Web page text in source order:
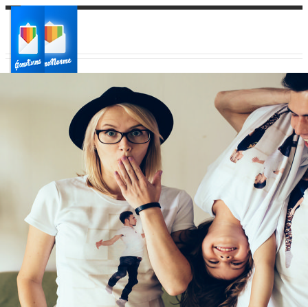
Ваш регион доставки
Выберите из списка: